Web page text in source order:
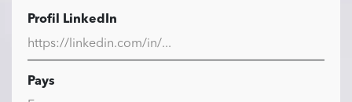
Profil LinkedIn
Pays